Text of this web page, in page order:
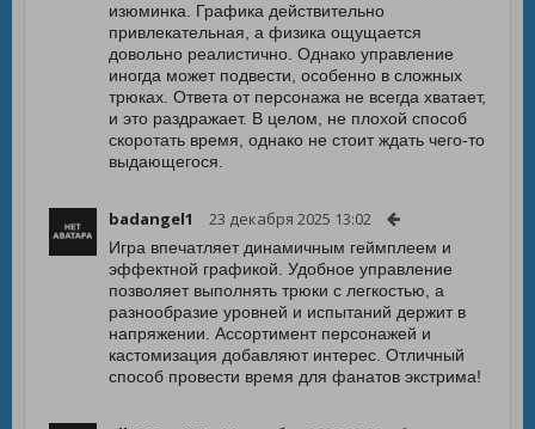
изюминка. Графика действительно
привлекательная, а физика ощущается
довольно реалистично. Однако управление
иногда может подвести, особенно в сложных
трюках. Ответа от персонажа не всегда хватает,
и это раздражает. В целом, не плохой способ
скоротать время, однако не стоит ждать чего-то
выдающегося.
badangel1 23 декабря 2025 13:02
Игра впечатляет динамичным геймплеем и
эффектной графикой. Удобное управление
позволяет выполнять трюки с легкостью, а
разнообразие уровней и испытаний держит в
напряжении. Ассортимент персонажей и
кастомизация добавляют интерес. Отличный
способ провести время для фанатов экстрима!